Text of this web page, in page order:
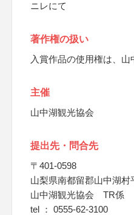
ニレにて
著作権の扱い
入賞作品の使用権は、
主催
山中湖観光協会
提出先・問合先
〒401-0598
山梨県南都留郡山中湖村
山中湖観光協会 TR係
tel ： 0555-62-3100